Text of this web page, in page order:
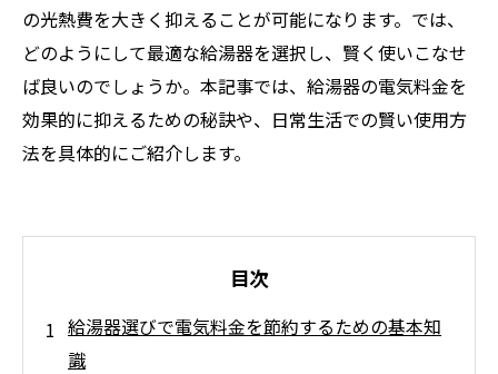
の光熱費を大きく抑えることが可能になります。では、
どのようにして最適な給湯器を選択し、賢く使いこなせ
ば良いのでしょうか。本記事では、給湯器の電気料金を
効果的に抑えるための秘訣や、日常生活での賢い使用方
法を具体的にご紹介します。
目次
給湯器選びで電気料金を節約するための基本知
識